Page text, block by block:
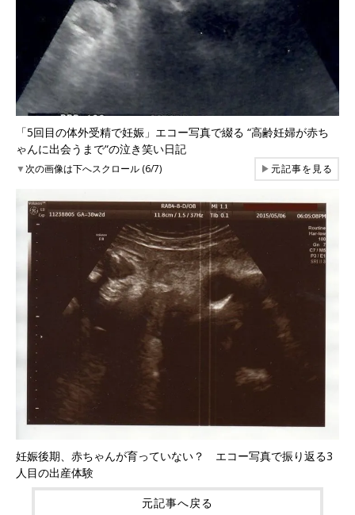
「5回目の体外受精で妊娠」エコー写真で綴る “高齢妊婦が赤ち
ゃんに出会うまで“の泣き笑い日記
▼次の画像は下へスクロール (6/7) ▶元記事を見る
妊娠後期、赤ちゃんが育っていない？ エコー写真で振り返る3
人目の出産体験
元記事へ戻る